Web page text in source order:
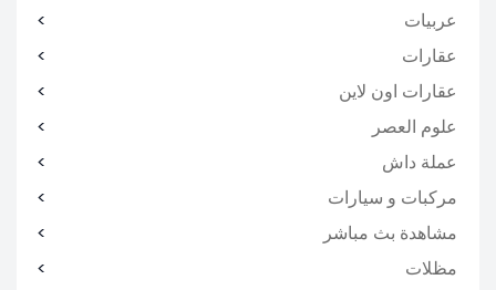
عربيات
عقارات
عقارات اون لاين
علوم العصر
عملة داش
مركبات و سيارات
مشاهدة بث مباشر
مظلات